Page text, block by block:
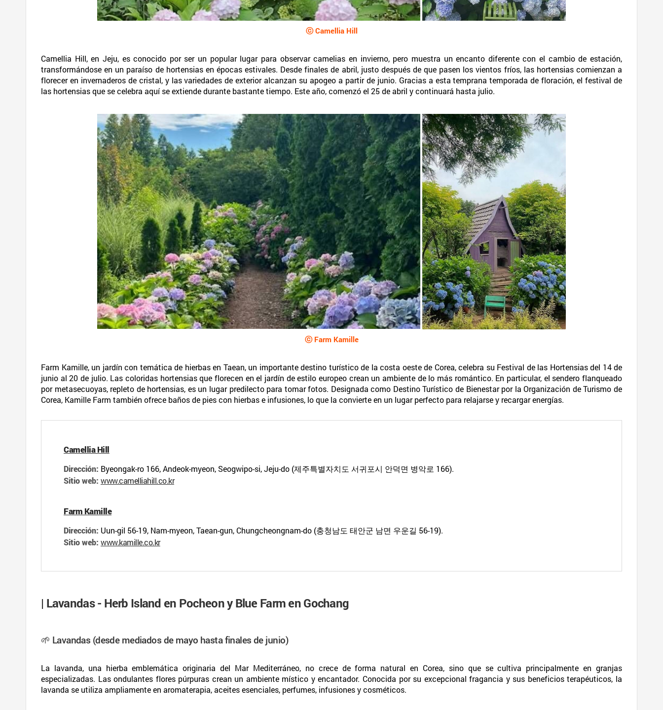
ⓒ Camellia Hill
Camellia Hill, en Jeju, es conocido por ser un popular lugar para observar camelias en invierno, pero muestra un encanto diferente con el cambio de estación,
transformándose en un paraíso de hortensias en épocas estivales. Desde finales de abril, justo después de que pasen los vientos fríos, las hortensias comienzan a
florecer en invernaderos de cristal, y las variedades de exterior alcanzan su apogeo a partir de junio. Gracias a esta temprana temporada de floración, el festival de
las hortensias que se celebra aquí se extiende durante bastante tiempo. Este año, comenzó el 25 de abril y continuará hasta julio.
ⓒ Farm Kamille
Farm Kamille, un jardín con temática de hierbas en Taean, un importante destino turístico de la costa oeste de Corea, celebra su Festival de las Hortensias del 14 de
junio al 20 de julio. Las coloridas hortensias que florecen en el jardín de estilo europeo crean un ambiente de lo más romántico. En particular, el sendero flanqueado
por metasecuoyas, repleto de hortensias, es un lugar predilecto para tomar fotos. Designada como Destino Turístico de Bienestar por la Organización de Turismo de
Corea, Kamille Farm también ofrece baños de pies con hierbas e infusiones, lo que la convierte en un lugar perfecto para relajarse y recargar energías.
Camellia Hill
Dirección: Byeongak-ro 166, Andeok-myeon, Seogwipo-si, Jeju-do (제주특별자치도 서귀포시 안덕면 병악로 166).
Sitio web: www.camelliahill.co.kr
Farm Kamille
Dirección: Uun-gil 56-19, Nam-myeon, Taean-gun, Chungcheongnam-do (충청남도 태안군 남면 우운길 56-19).
Sitio web: www.kamille.co.kr
| Lavandas - Herb Island en Pocheon y Blue Farm en Gochang
🌱 Lavandas (desde mediados de mayo hasta finales de junio)
La lavanda, una hierba emblemática originaria del Mar Mediterráneo, no crece de forma natural en Corea, sino que se cultiva principalmente en granjas
especializadas. Las ondulantes flores púrpuras crean un ambiente místico y encantador. Conocida por su excepcional fragancia y sus beneficios terapéuticos, la
lavanda se utiliza ampliamente en aromaterapia, aceites esenciales, perfumes, infusiones y cosméticos.